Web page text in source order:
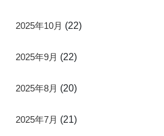
2025年10月 (22)
2025年9月 (22)
2025年8月 (20)
2025年7月 (21)